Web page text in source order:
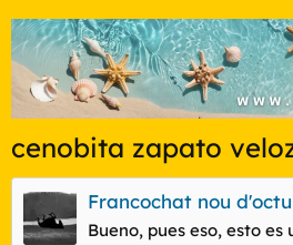
cenobita zapato
Francochat nou
Bueno, pues eso, esto